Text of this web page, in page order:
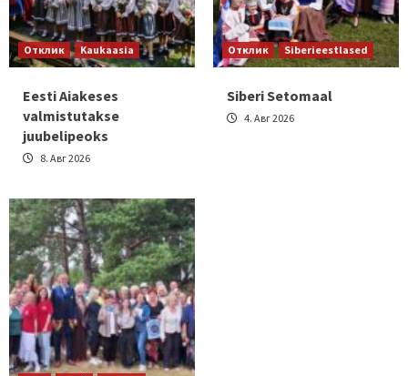
Отклик Kaukaasia
Eesti Aiakeses
valmistutakse
juubelipeoks
8. Авг 2026
Отклик Siberieestlased
Siberi Setomaal
4. Авг 2026